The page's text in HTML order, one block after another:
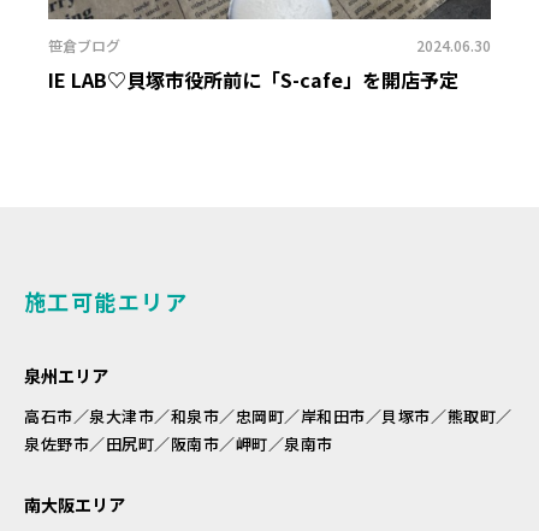
笹倉ブログ 2024.06.30
IE LAB♡貝塚市役所前に「S-cafe」を開店予定
施工可能エリア
泉州エリア
高石市／泉大津市／和泉市／忠岡町／岸和田市／貝塚市／熊取町／
泉佐野市／田尻町／阪南市／岬町／泉南市
南大阪エリア